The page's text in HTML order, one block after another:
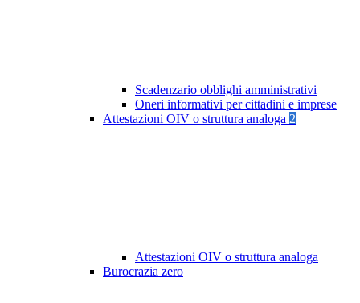
Scadenzario obblighi amministrativi
Oneri informativi per cittadini e imprese
Attestazioni OIV o struttura analoga 2
Attestazioni OIV o struttura analoga
Burocrazia zero